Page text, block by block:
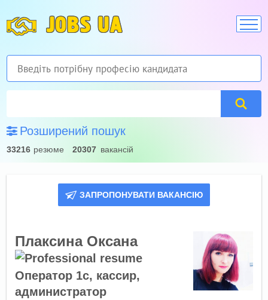
JOBS UA
Розширений пошук
33216 резюме 20307 вакансій
ЗАПРОПОНУВАТИ ВАКАНСІЮ
Плаксина Оксана
Оператор 1c, кассир,
администратор